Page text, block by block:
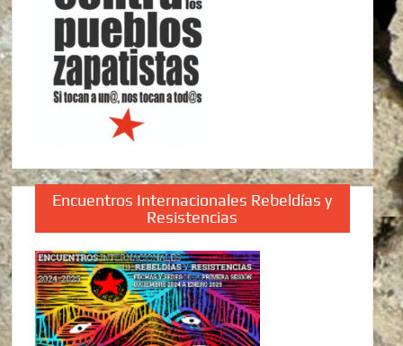
Encuentros Internacionales Rebeldías y
Resistencias